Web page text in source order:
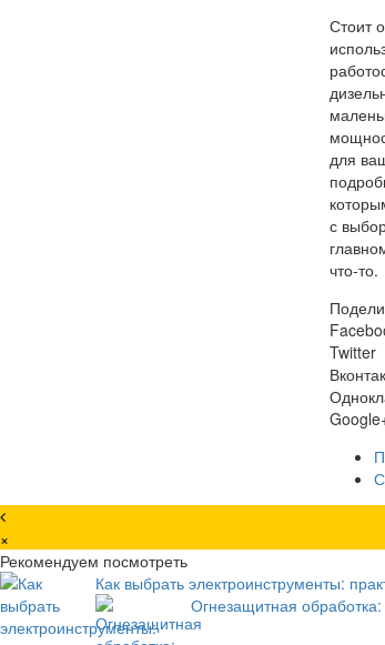
Стоит
для
с
что-то.
Twitter
×
Рекомендуем посмотреть
Как выбрать электроинструменты:
Огнезащитная